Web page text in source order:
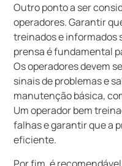
Outro ponto a ser
operadores. Garantir
treinados e informados
prensa é fundamental
Os operadores devem
sinais de problemas e
manutenção básica,
Um operador bem
falhas e garantir que a
eficiente.